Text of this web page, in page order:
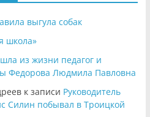
выгула собак
школа»
из жизни педагог и
Федорова Людмила Павловна
к записи Руководитель
Силин побывал в Троицкой